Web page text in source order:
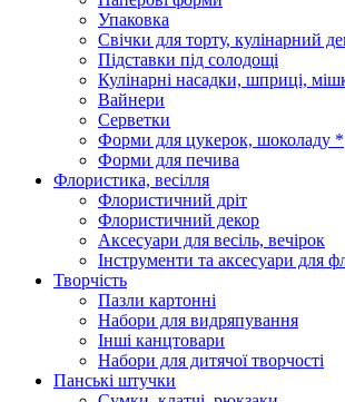
Упаковка
Свічки для торту, кулінарний
Підставки під солодощі
Кулінарні насадки, шприці,
Вайнери
Серветки
Форми для цукерок, шоколаду *
Форми для печива
Флористика, весілля
Флористичний дріт
Флористичний декор
Аксесуари для весіль, вечірок
Інструменти та аксесуари для
Творчість
Пазли картонні
Набори для видряпування
Інші канцтовари
Набори для дитячої творчості
Панські штучки